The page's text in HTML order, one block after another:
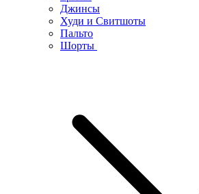
Джинсы
Худи и Свитшоты
Пальто
Шорты